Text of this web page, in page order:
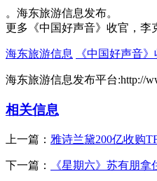
。海东旅游信息发布。
更多《中国好声音》收官，李
海东旅游信息 《中国好声音
海东旅游信息发布平台:http://
相关信息
上一篇： 雅诗兰黛200亿收购
下一篇： 《星期六》苏有朋